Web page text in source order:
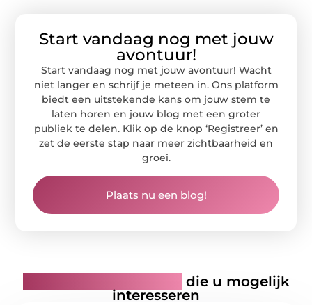
Start vandaag nog met jouw
avontuur!
Start vandaag nog met jouw avontuur! Wacht
niet langer en schrijf je meteen in. Ons platform
biedt een uitstekende kans om jouw stem te
laten horen en jouw blog met een groter
publiek te delen. Klik op de knop ‘Registreer’ en
zet de eerste stap naar meer zichtbaarheid en
groei.
Plaats nu een blog!
die u mogelijk
interesseren